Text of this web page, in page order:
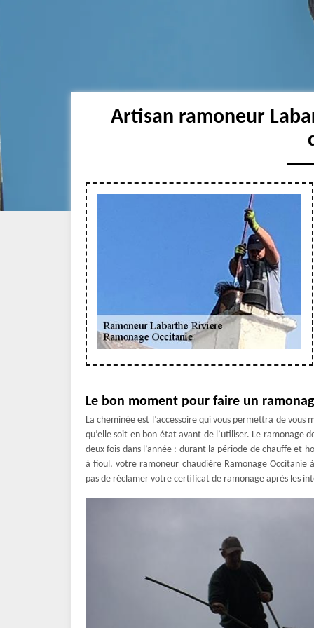
Artisan ramoneur
Le bon moment pour faire un
La cheminée est l’accessoire qui vous permettra de
qu’elle soit en bon état avant de l’utiliser. Le
deux fois dans l’année : durant la période de chauffe et
à fioul, votre ramoneur chaudière Ramonage Occitanie
pas de réclamer votre certificat de ramonage après les